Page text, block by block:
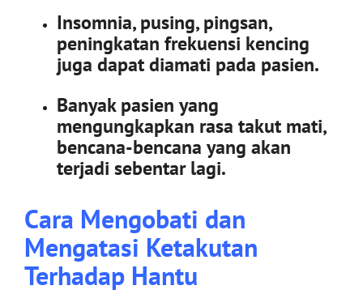
Insomnia, pusing, pingsan,
peningkatan frekuensi kencing
juga dapat diamati pada pasien.
Banyak pasien yang
mengungkapkan rasa takut mati,
bencana-bencana yang akan
terjadi sebentar lagi.
Cara Mengobati dan
Mengatasi Ketakutan
Terhadap Hantu